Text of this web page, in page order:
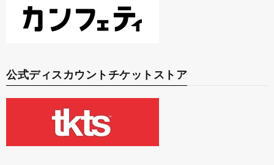
公式ディスカウントチケットストア